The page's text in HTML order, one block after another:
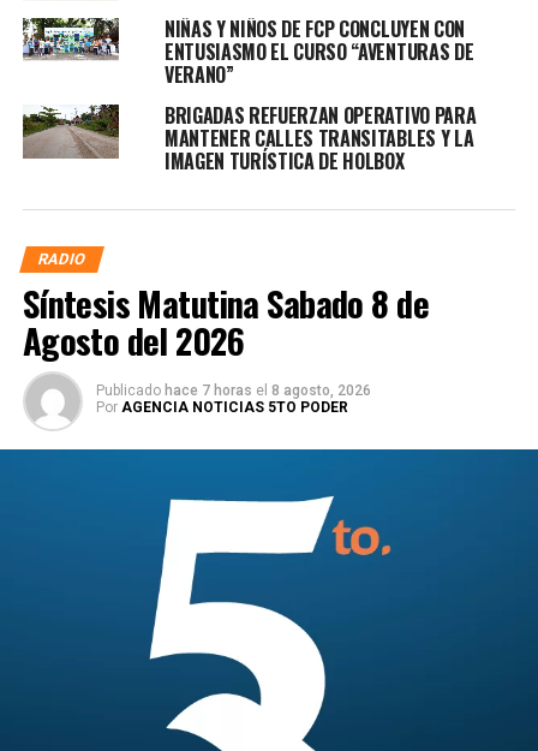
NIÑAS Y NIÑOS DE FCP CONCLUYEN CON
ENTUSIASMO EL CURSO “AVENTURAS DE
VERANO”
BRIGADAS REFUERZAN OPERATIVO PARA
MANTENER CALLES TRANSITABLES Y LA
IMAGEN TURÍSTICA DE HOLBOX
RADIO
Síntesis Matutina Sabado 8 de
Agosto del 2026
Publicado hace 7 horas el 8 agosto, 2026
Por AGENCIA NOTICIAS 5TO PODER